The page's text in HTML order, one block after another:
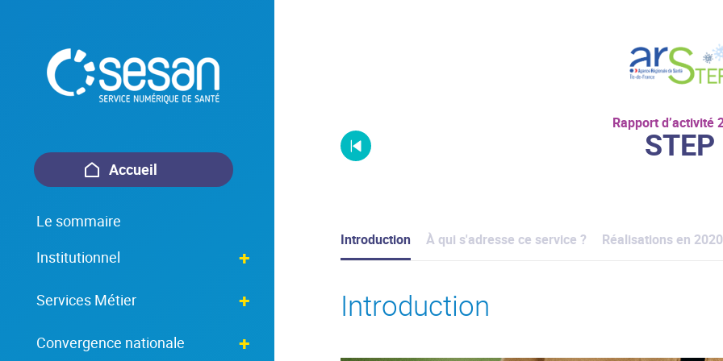
Accueil
Le sommaire
Institutionnel
Services Métier
Convergence nationale
Rapport d’activité
STEP
Introduction À qui s'adresse ce service ? Réalisations en 2020
Introduction